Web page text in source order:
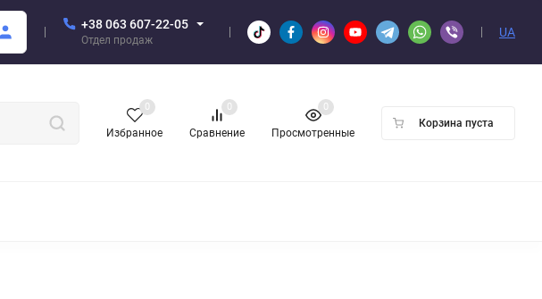
+38 063 607-22-05
Отдел продаж
UA
Избранное
0
Сравнение
0
Просмотренные
0
Корзина пуста